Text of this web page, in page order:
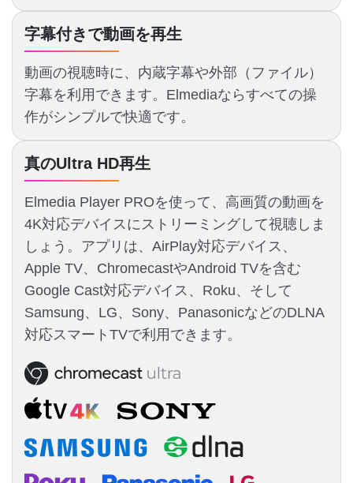
字幕付きで動画を再生
動画の視聴時に、内蔵字幕や外部（ファイル）
字幕を利用できます。Elmediaならすべての操
作がシンプルで快適です。
真のUltra HD再生
Elmedia Player PROを使って、高画質の動画を
4K対応デバイスにストリーミングして視聴しま
しょう。アプリは、AirPlay対応デバイス、
Apple TV、ChromecastやAndroid TVを含む
Google Cast対応デバイス、Roku、そして
Samsung、LG、Sony、PanasonicなどのDLNA
対応スマートTVで利用できます。